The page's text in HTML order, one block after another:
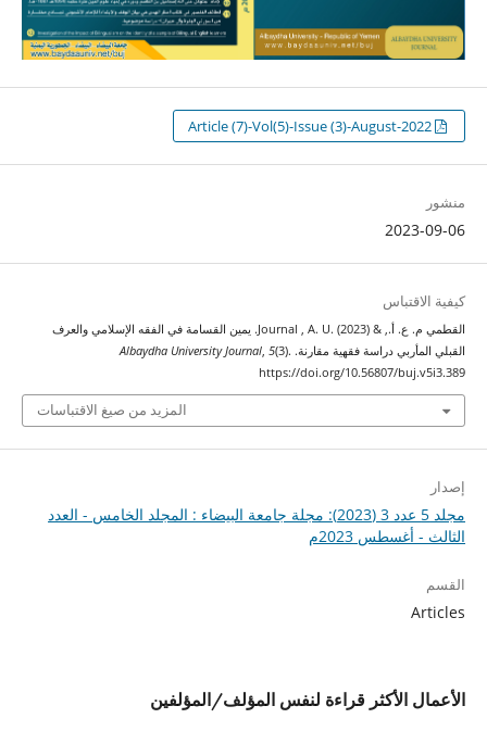
Article (7)-Vol(5)-Issue (3)-August-2022
منشور
2023-09-06
كيفية الاقتباس
القطمي م. ع. أ., & Journal , A. U. (2023). يمين القسامة في الفقه الإسلامي والعرف
القبلي المأربي دراسة فقهية مقارنة.
Albaydha University Journal 5(3).
https://doi.org/10.56807/buj.v5i3.389
المزيد من صيغ الاقتباسات
إصدار
مجلد 5 عدد 3 (2023): مجلة جامعة البيضاء : المجلد الخامس - العدد
الثالث - أغسطس 2023م
القسم
Articles
الأعمال الأكثر قراءة لنفس المؤلف/المؤلفين